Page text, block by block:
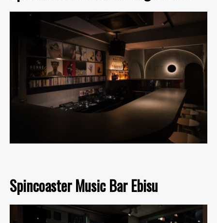
Spincoaster Music Bar Ebisu